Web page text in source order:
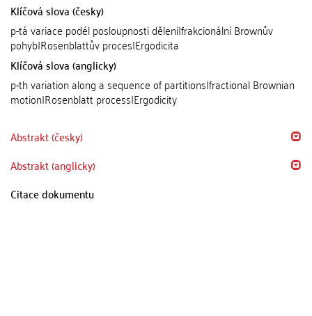
Klíčová slova (česky)
p-tá variace podél posloupnosti dělení|frakcionální Brownův
pohyb|Rosenblattův proces|Ergodicita
Klíčová slova (anglicky)
p-th variation along a sequence of partitions|fractional Brownian
motion|Rosenblatt process|Ergodicity
Abstrakt (česky)
Abstrakt (anglicky)
Citace dokumentu